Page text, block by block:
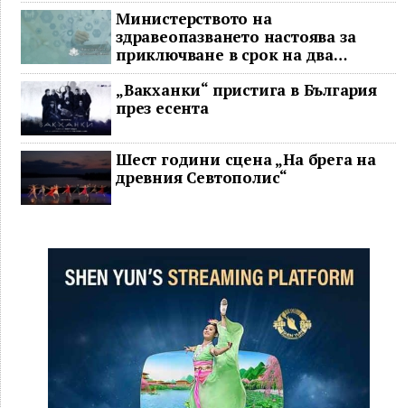
Министерството на
здравеопазването настоява за
приключване в срок на два
ключови строителни проекта
„Вакханки“ пристига в България
през есента
Шест години сцена „На брега на
древния Севтополис“